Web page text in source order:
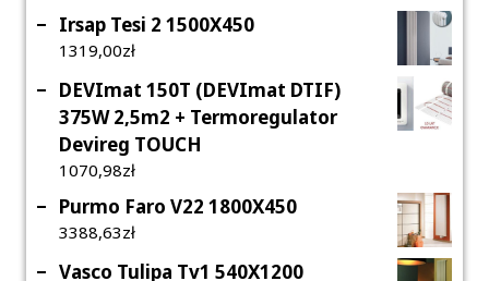
Irsap Tesi 2 1500X450
1319,00Zł
DEVImat 150T (DEVImat DTIF)
375W 2,5m2 + Termoregulator
Devireg TOUCH
1070,98Zł
Purmo Faro V22 1800X450
3388,63Zł
Vasco Tulipa Tv1 540X1200